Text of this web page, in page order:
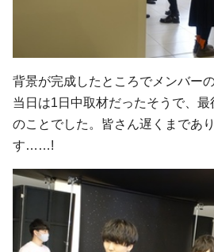
背景が完成したところでメンバー
当日は1日中取材だったそうで、最
のことでした。皆さん遅くまであ
す……!